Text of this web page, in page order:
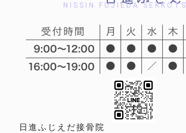
NISSIN FUJIEDA
日進ふじえだ接骨院